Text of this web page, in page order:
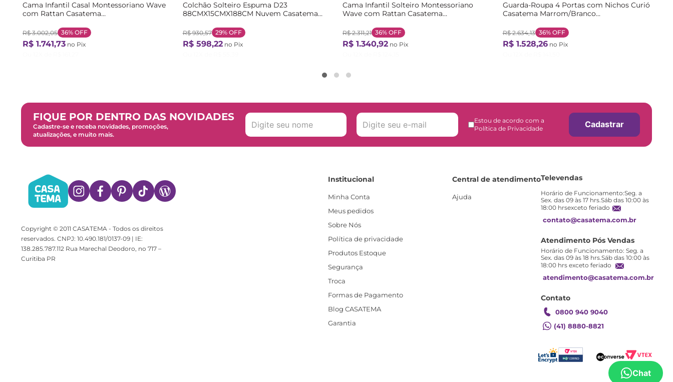
Chat
Cama Infantil Casal Montessoriano Wave
com Rattan Casatema
R$ 3.002,05 36% OFF
R$ 1.741,73 no Pix
Colchão Solteiro Espuma D23
88CMX15CMX188CM Nuvem Casatema
R$ 930,57 29%OFF
R$ 598,22no Pix
Cama Infantil Solteiro Montessoriano
Wave com Rattan Casatema
R$ 2.311,21 36% OFF
R$ 1.340,92 no Pix
Guarda-Roupa 4 Portas com Nichos Curió
Casatema Marrom/Branco
R$ 2.634,13 36%OFF
R$ 1.528,26no Pix
FIQUE POR DENTRO DAS NOVIDADES
Cadastre-se e receba novidades, promoções,
atualizações, e muito mais.
Estou de acordo com a
Política de Privacidade
Cadastrar
Copyright © 2011 CASATEMA - Todos os direitos
reservados. CNPJ: 10.490.181/0137-09 | IE:
138.285.787.112 Rua Marechal Deodoro, no 717 –
Curitiba PR
Institucional
Minha Conta
Meus pedidos
Sobre Nós
Política de privacidade
Produtos Estoque
Segurança
Troca
Formas de Pagamento
Blog CASATEMA
Garantia
Central de atendimento
Ajuda
Televendas
Horário de Funcionamento:Seg. a
Sex. das 09 às 17 hrs.Sáb das 10:00 às
18:00 hrsexceto feriado
contato@casatema.com.br
Atendimento Pós Vendas
Horário de Funcionamento: Seg. a
Sex. das 09 às 18 hrs.Sáb das 10:00 às
18:00 hrs exceto feriado
atendimento@casatema.com.br
Contato
0800 940 9040
(41) 8880-8821